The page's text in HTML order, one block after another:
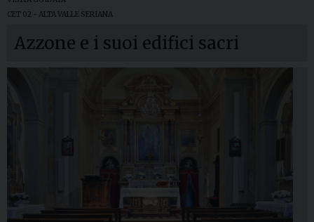
CET 02 - ALTA VALLE SERIANA
Azzone e i suoi edifici sacri